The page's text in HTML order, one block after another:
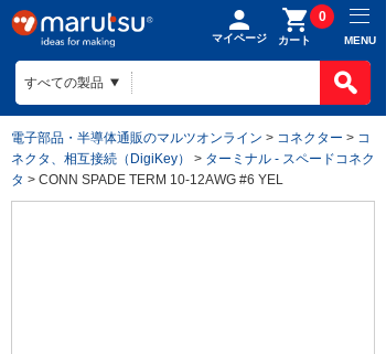
マイページ カート
0
MENU
電子部品・半導体通販のマルツオンライン > コネクター > コ
ネクタ、相互接続（DigiKey）
> ターミナル - スペードコネク
タ > CONN SPADE TERM 10-12AWG #6 YEL